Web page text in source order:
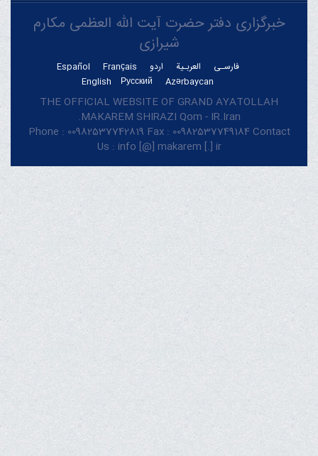
خبرگزاری دفتر حضرت آیت الله العظمی مکارم
شیرازی
فارسـی العربـیة اردو Français
Español
Azərbaycan
Русский
English
THE OFFICIAL WEBSITE OF GRAND AYATOLLAH
MAKAREM SHIRAZI Qom - IR.Iran.
Phone : 00982537742819 Fax : 00982537749184 Contact
Us : info [@] makarem [.] ir